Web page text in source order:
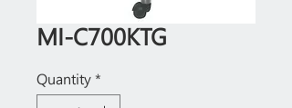
MI-C700KTG
Quantity *